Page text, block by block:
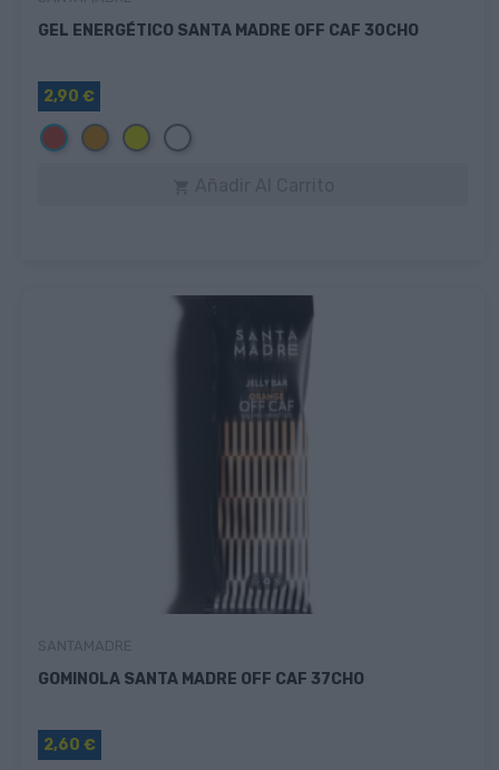
GEL ENERGÉTICO SANTA MADRE OFF CAF 30CHO
2,90 €
Rojo NaranjaAmarilloBlanco
GOMINOLA SANTA MADRE OFF CAF 37CHO
2,60 €